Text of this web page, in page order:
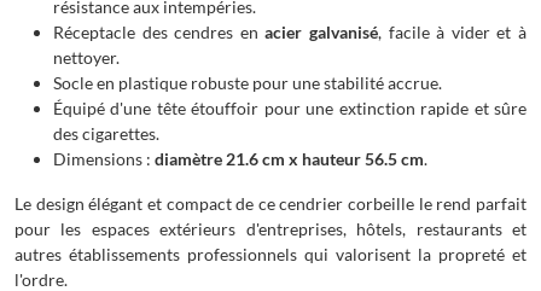
résistance aux intempéries.
Réceptacle des cendres enacier galvanisé, facile à vider et à
nettoyer.
Socle en plastique robuste pour une stabilité accrue.
Équipé d'une tête étouffoir pour une extinction rapide et sûre
des cigarettes.
Dimensions : diamètre 21.6 cm x hauteur 56.5 cm.
Le design élégant et compact de ce cendrier corbeille le rend parfait
pour les espaces extérieurs d'entreprises, hôtels, restaurants et
autres établissements professionnels qui valorisent la propreté et
l'ordre.